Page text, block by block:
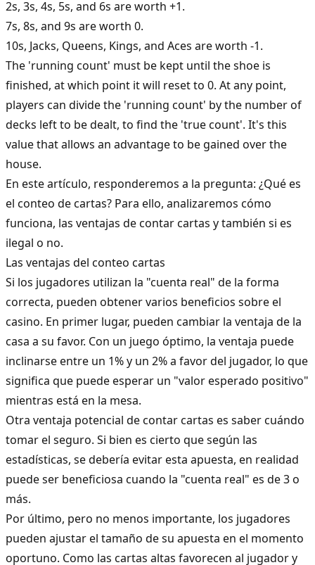
2s, 3s, 4s, 5s, and 6s are worth +1.
7s, 8s, and 9s are worth 0.
10s, Jacks, Queens, Kings, and Aces are worth -1.
The 'running count' must be kept until the shoe is
finished, at which point it will reset to 0. At any point,
players can divide the 'running count' by the number of
decks left to be dealt, to find the 'true count'. It's this
value that allows an advantage to be gained over the
house.
En este artículo, responderemos a la pregunta: ¿Qué es
el conteo de cartas? Para ello, analizaremos cómo
funciona, las ventajas de contar cartas y también si es
ilegal o no.
Las ventajas del conteo cartas
Si los jugadores utilizan la "cuenta real" de la forma
correcta, pueden obtener varios beneficios sobre el
casino. En primer lugar, pueden cambiar la ventaja de la
casa a su favor. Con un juego óptimo, la ventaja puede
inclinarse entre un 1% y un 2% a favor del jugador, lo que
significa que puede esperar un "valor esperado positivo"
mientras está en la mesa.
Otra ventaja potencial de contar cartas es saber cuándo
tomar el seguro. Si bien es cierto que según las
estadísticas, se debería evitar esta apuesta, en realidad
puede ser beneficiosa cuando la "cuenta real" es de 3 o
más.
Por último, pero no menos importante, los jugadores
pueden ajustar el tamaño de su apuesta en el momento
oportuno. Como las cartas altas favorecen al jugador y